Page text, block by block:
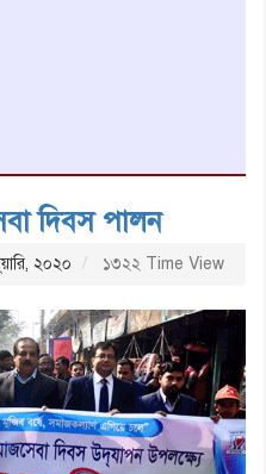
দিবস পালন
২০২০ ১৩২২ Time View